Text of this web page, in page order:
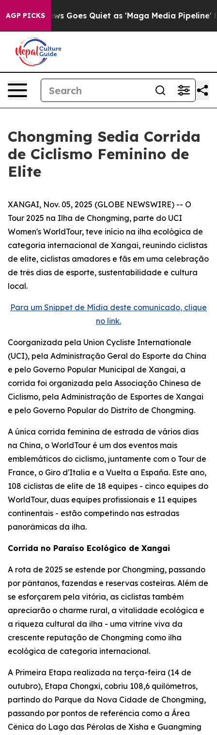
AGP PICKS
Fox News Goes Quiet as 'Maga Media Pipeline'
Chongming Sedia Corrida
de Ciclismo Feminino de
Elite
XANGAI, Nov. 05, 2025 (GLOBE NEWSWIRE) -- O
Tour 2025 na Ilha de Chongming, parte do UCI
Women's WorldTour, teve início na ilha ecológica de
categoria internacional de Xangai, reunindo ciclistas
de elite, ciclistas amadores e fãs em uma celebração
de três dias de esporte, sustentabilidade e cultura
local.
Para um Snippet de Mídia deste comunicado, clique
no link.
Coorganizada pela Union Cycliste Internationale
(UCI), pela Administração Geral do Esporte da China
e pelo Governo Popular Municipal de Xangai, a
corrida foi organizada pela Associação Chinesa de
Ciclismo, pela Administração de Esportes de Xangai
e pelo Governo Popular do Distrito de Chongming.
A única corrida feminina de estrada de vários dias
na China, o WorldTour é um dos eventos mais
emblemáticos do ciclismo, juntamente com o Tour de
France, o Giro d'Italia e a Vuelta a España. Este ano,
108 ciclistas de elite de 18 equipes - cinco equipes do
WorldTour, duas equipes profissionais e 11 equipes
continentais - estão competindo nas estradas
panorâmicas da ilha.
Corrida no Paraíso Ecológico de Xangai
A rota de 2025 se estende por Chongming, passando
por pântanos, fazendas e reservas costeiras. Além de
se esforçarem pela vitória, as ciclistas também
apreciarão o charme rural, a vitalidade ecológica e
a riqueza cultural da ilha - uma vitrine viva da
crescente reputação de Chongming como ilha
ecológica de categoria internacional.
A Primeira Etapa realizada na terça-feira (14 de
outubro), Etapa Chongxi, cobriu 108,6 quilômetros,
partindo do Parque da Nova Cidade de Chongming,
passando por pontos de referência como a Área
Cênica do Lago das Pérolas de Xisha e Guangming